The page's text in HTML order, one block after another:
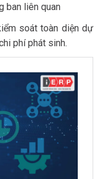
ban liên quan
soát toàn diện dự
phí phát sinh.